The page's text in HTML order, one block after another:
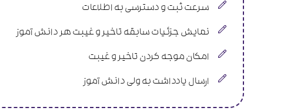
سرعت ثبت و دسترسی به اطلاعات
نمایش جزئیات سابقه تاخیر و غیبت هر دانش آموز
امکان موجه کردن تاخیر و غیبت
ارسال یادداشت به ولی دانش آموز